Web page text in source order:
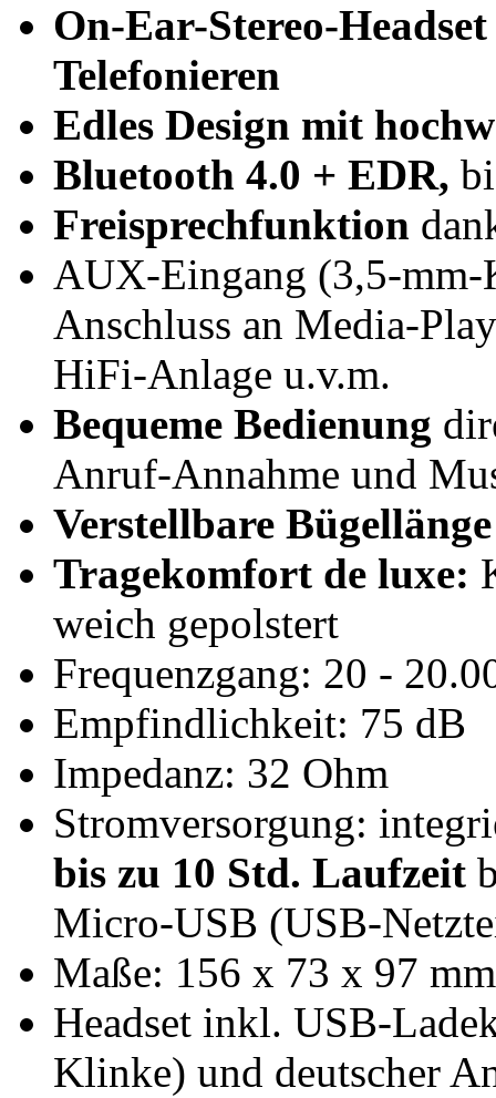
On-Ear-Stereo-
Telefonieren
Edles Design mit
Bluetooth 4.0 + EDR,
Freisprechfunktion
AUX-Eingang (3,5-
Anschluss an Media-
HiFi-Anlage u.v.m.
Bequeme Bedienung
Anruf-Annahme und
Verstellbare Bügellänge
Tragekomfort de luxe:
weich gepolstert
Frequenzgang: 20 -
Empfindlichkeit: 75 dB
Impedanz: 32 Ohm
Stromversorgung:
bis zu 10 Std. Laufzeit
Micro-USB (USB-
Maße: 156 x 73 x 97
Headset inkl. USB-
Klinke) und deutscher